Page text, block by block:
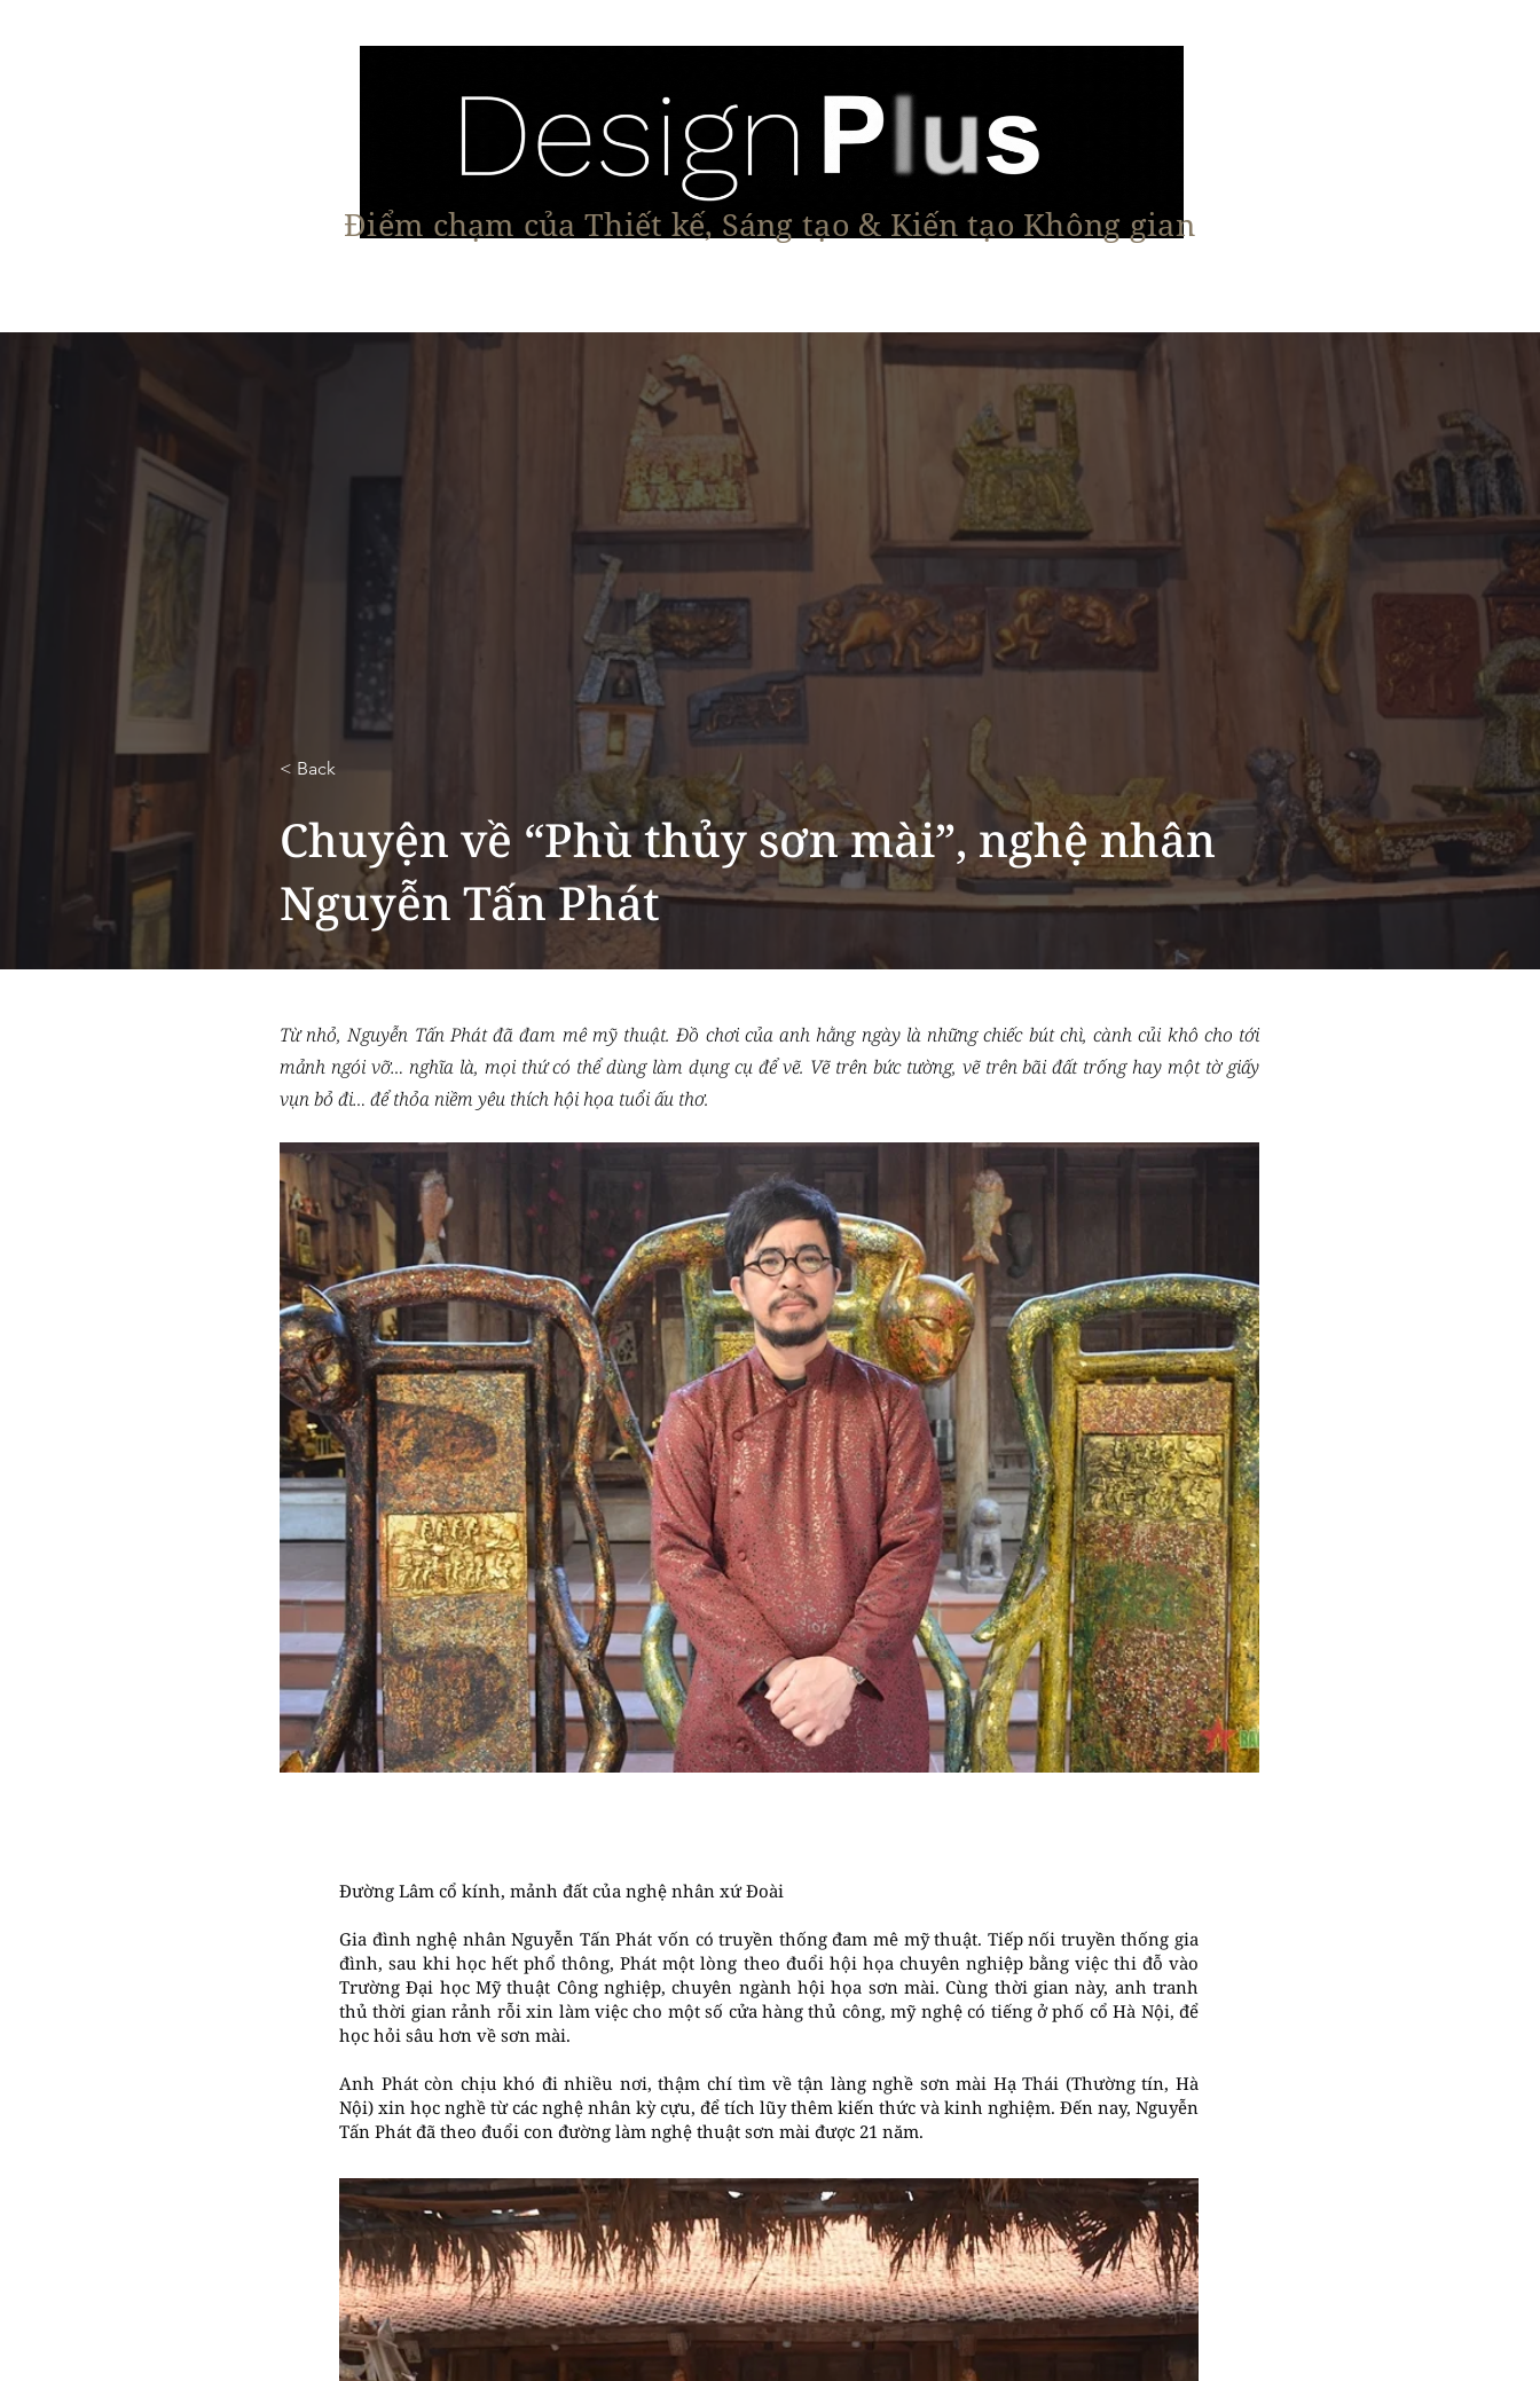
Điểm chạm của Thiết kế, Sáng tạo & Kiến tạo Không gian
< Back
Chuyện về “Phù thủy sơn mài”, nghệ nhân
Nguyễn Tấn Phát
Từ nhỏ, Nguyễn Tấn Phát đã đam mê mỹ thuật. Đồ chơi của anh hằng ngày là những chiếc bút chì, cành củi khô cho tới
mảnh ngói vỡ… nghĩa là, mọi thứ có thể dùng làm dụng cụ để vẽ. Vẽ trên bức tường, vẽ trên bãi đất trống hay một tờ giấy
vụn bỏ đi… để thỏa niềm yêu thích hội họa tuổi ấu thơ.
Đường Lâm cổ kính, mảnh đất của nghệ nhân xứ Đoài
Gia đình nghệ nhân Nguyễn Tấn Phát vốn có truyền thống đam mê mỹ thuật. Tiếp nối truyền thống gia
đình, sau khi học hết phổ thông, Phát một lòng theo đuổi hội họa chuyên nghiệp bằng việc thi đỗ vào
Trường Đại học Mỹ thuật Công nghiệp, chuyên ngành hội họa sơn mài. Cùng thời gian này, anh tranh
thủ thời gian rảnh rỗi xin làm việc cho một số cửa hàng thủ công, mỹ nghệ có tiếng ở phố cổ Hà Nội, để
học hỏi sâu hơn về sơn mài.
Anh Phát còn chịu khó đi nhiều nơi, thậm chí tìm về tận làng nghề sơn mài Hạ Thái (Thường tín, Hà
Nội) xin học nghề từ các nghệ nhân kỳ cựu, để tích lũy thêm kiến thức và kinh nghiệm. Đến nay, Nguyễn
Tấn Phát đã theo đuổi con đường làm nghệ thuật sơn mài được 21 năm.